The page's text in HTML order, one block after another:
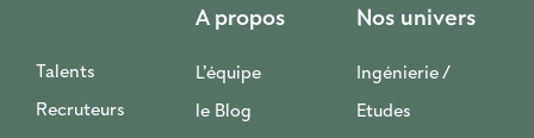
Talents
Recruteurs
A propos
L’équipe
le Blog
Nos univers
Ingénierie /
Etudes